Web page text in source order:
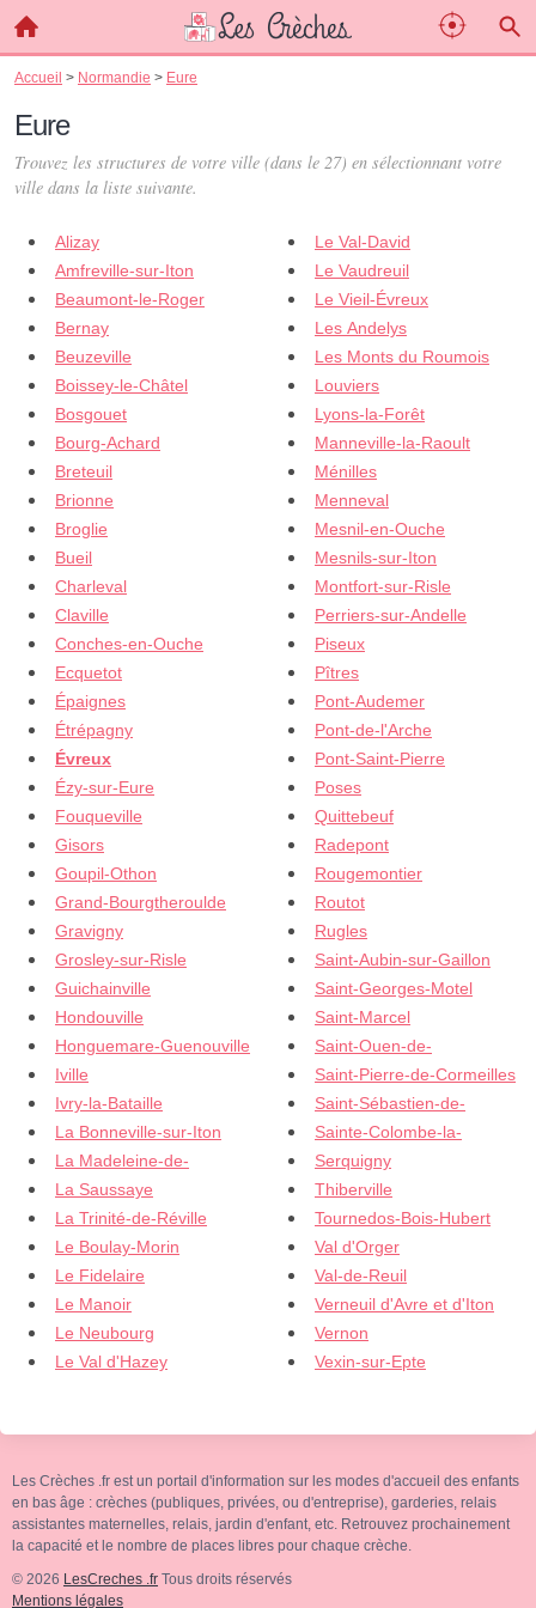
Accueil > Normandie > Eure
Eure
Trouvez les structures de votre ville (dans le 27) en sélectionnant votre
ville dans la liste suivante.
Alizay
Amfreville-sur-Iton
Beaumont-le-Roger
Bernay
Beuzeville
Boissey-le-Châtel
Bosgouet
Bourg-Achard
Breteuil
Brionne
Broglie
Bueil
Charleval
Claville
Conches-en-Ouche
Ecquetot
Épaignes
Étrépagny
Évreux
Ézy-sur-Eure
Fouqueville
Gisors
Goupil-Othon
Grand-Bourgtheroulde
Gravigny
Grosley-sur-Risle
Guichainville
Hondouville
Honguemare-Guenouville
Iville
Ivry-la-Bataille
La Bonneville-sur-Iton
La Madeleine-de-
Nonancourt
La Saussaye
La Trinité-de-Réville
Le Boulay-Morin
Le Fidelaire
Le Manoir
Le Neubourg
Le Val d'Hazey
Le Val-David
Le Vaudreuil
Le Vieil-Évreux
Les Andelys
Les Monts du Roumois
Louviers
Lyons-la-Forêt
Manneville-la-Raoult
Ménilles
Menneval
Mesnil-en-Ouche
Mesnils-sur-Iton
Montfort-sur-Risle
Perriers-sur-Andelle
Piseux
Pîtres
Pont-Audemer
Pont-de-l'Arche
Pont-Saint-Pierre
Poses
Quittebeuf
Radepont
Rougemontier
Routot
Rugles
Saint-Aubin-sur-Gaillon
Saint-Georges-Motel
Saint-Marcel
Saint-Ouen-de-
Thouberville
Saint-Pierre-de-Cormeilles
Saint-Sébastien-de-
MorsentSainte-Colombe-la-
Commanderie
Serquigny
Thiberville
Tournedos-Bois-Hubert
Val d'Orger
Val-de-Reuil
Verneuil d'Avre et d'Iton
Vernon
Vexin-sur-Epte
Les Crèches .fr est un portail d'information sur les modes d'accueil des enfants
en bas âge : crèches (publiques, privées, ou d'entreprise), garderies, relais
assistantes maternelles, relais, jardin d'enfant, etc. Retrouvez prochainement
la capacité et le nombre de places libres pour chaque crèche.
© 2026 LesCreches .fr Tous droits réservés
Mentions légales